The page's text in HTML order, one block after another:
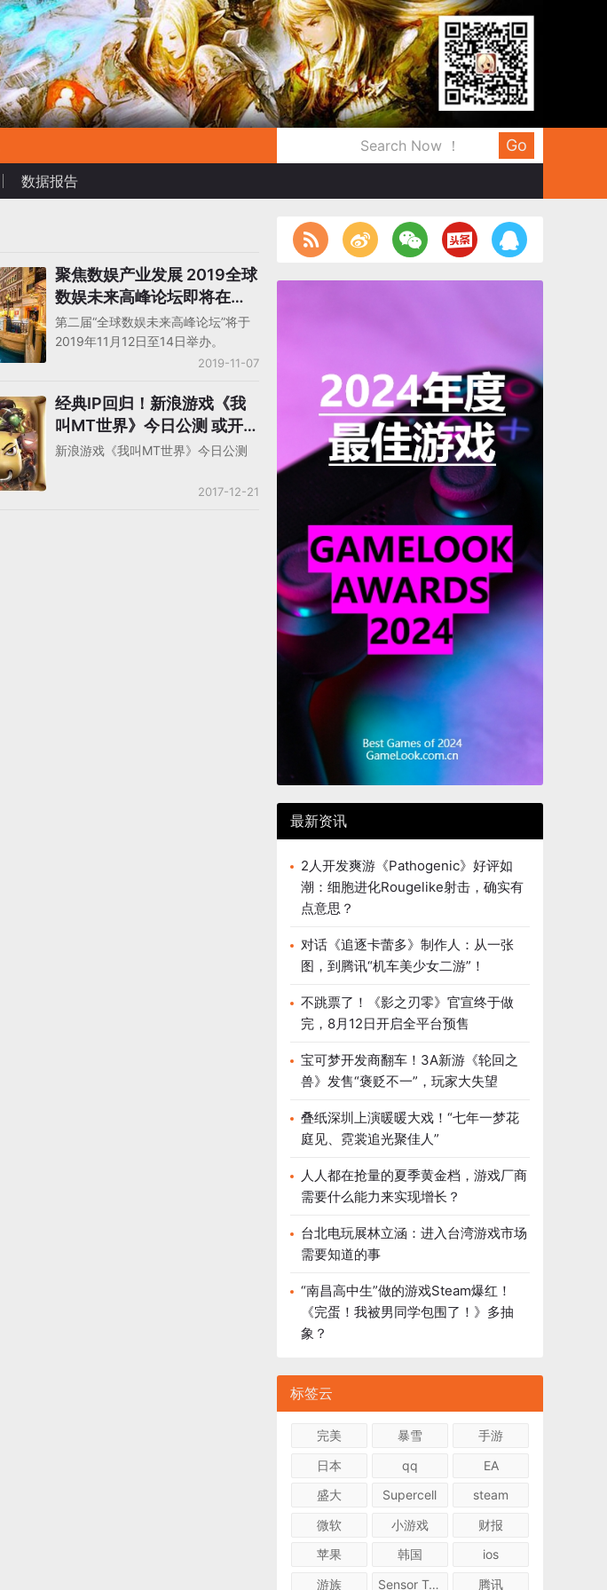
Go
数据报告
聚焦数娱产业发展 2019全球
数娱未来高峰论坛即将在澳
门举行
第二届“全球数娱未来高峰论坛”将于
2019年11月12日至14日举办。
2019-11-07
经典IP回归！新浪游戏《我
叫MT世界》今日公测 或开创
MMO2.0时代
新浪游戏《我叫MT世界》今日公测
2017-12-21
最新资讯
2人开发爽游《Pathogenic》好评如
潮：细胞进化Rougelike射击，确实有
点意思？
对话《追逐卡蕾多》制作人：从一张
图，到腾讯“机车美少女二游”！
不跳票了！《影之刃零》官宣终于做
完，8月12日开启全平台预售
宝可梦开发商翻车！3A新游《轮回之
兽》发售“褒贬不一”，玩家大失望
叠纸深圳上演暖暖大戏！“七年一梦花
庭见、霓裳追光聚佳人”
人人都在抢量的夏季黄金档，游戏厂商
需要什么能力来实现增长？
台北电玩展林立涵：进入台湾游戏市场
需要知道的事
“南昌高中生”做的游戏Steam爆红！
《完蛋！我被男同学包围了！》多抽
象？
标签云
完美 暴雪
手游
日本
qq
EA
盛大
Supercell
steam
微软
小游戏
财报
苹果
韩国
ios
游族
Sensor Tower 腾讯